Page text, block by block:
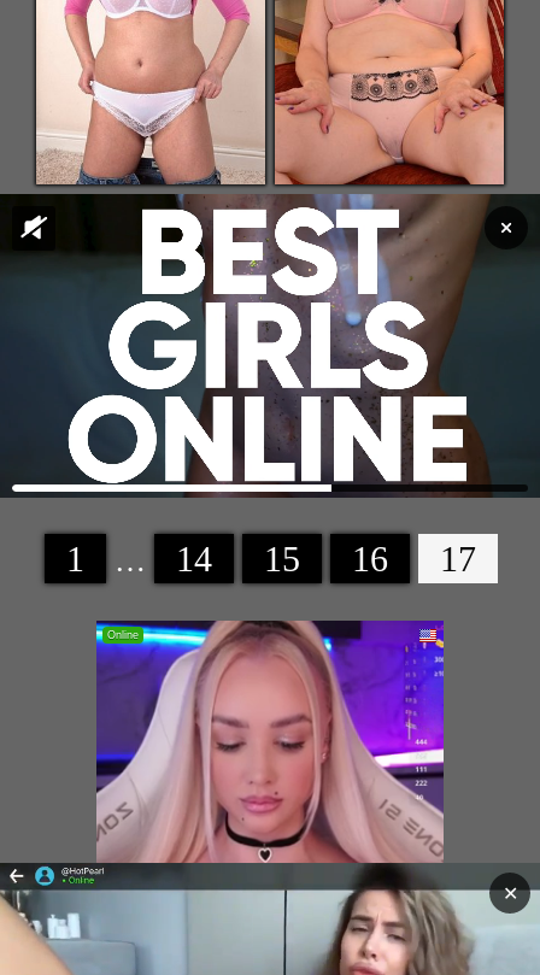
1 … 14 15 16 17
✕